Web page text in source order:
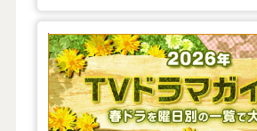
【2026年春】TVドラマガイ